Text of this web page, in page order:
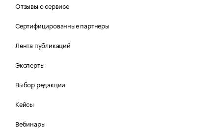
Отзывы о сервисе
Сертифицированные партнеры
Лента публикаций
Эксперты
Выбор редакции
Кейсы
Вебинары